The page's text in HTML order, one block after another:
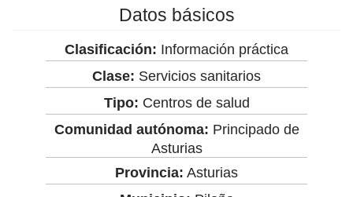
Datos básicos
Clasificación: Información práctica
Clase: Servicios sanitarios
Tipo: Centros de salud
Comunidad autónoma: Principado de
Asturias
Provincia: Asturias